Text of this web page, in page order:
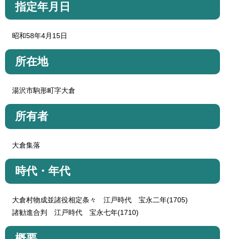
指定年月日
昭和58年4月15日
所在地
湯沢市駒形町字大倉
所有者
大倉集落
時代・年代
大倉村物成並諸役相定条々 江戸時代 宝永二年(1705)
諸勧進合判 江戸時代 宝永七年(1710)